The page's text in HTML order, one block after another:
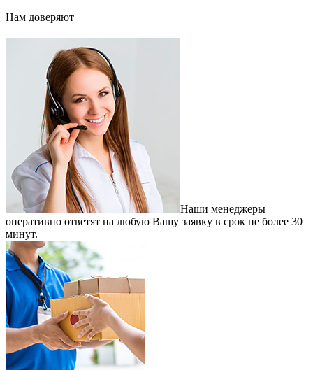
Нам доверяют
Наши менеджеры
оперативно ответят на любую Вашу заявку в срок не более 30
минут.